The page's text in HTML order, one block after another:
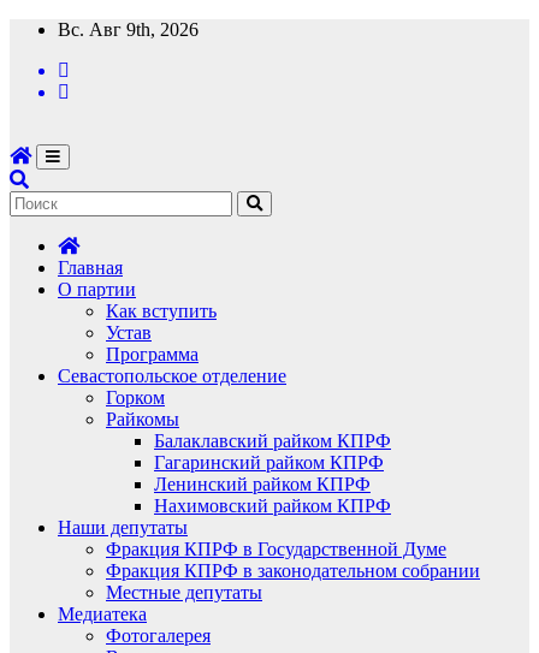
Перейти
содержимому
Вс. Авг 9th, 2026
Главная
О партии
Как вступить
Устав
Программа
Севастопольское отделение
Горком
Райкомы
Балаклавский райком КПРФ
Гагаринский райком КПРФ
Ленинский райком КПРФ
Нахимовский райком КПРФ
Наши депутаты
Фракция КПРФ в Государственной Думе
Фракция КПРФ в законодательном собрании
Местные депутаты
Медиатека
Фотогалерея